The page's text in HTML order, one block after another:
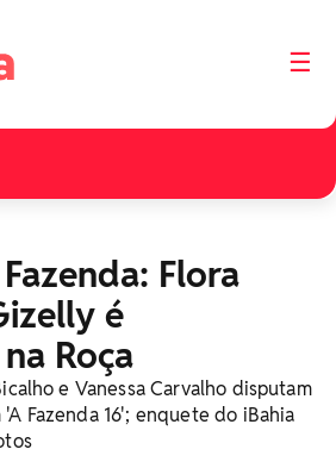
☰
Flora
é
Roça
e Vanessa Carvalho disputam
Fazenda 16'; enquete do iBahia